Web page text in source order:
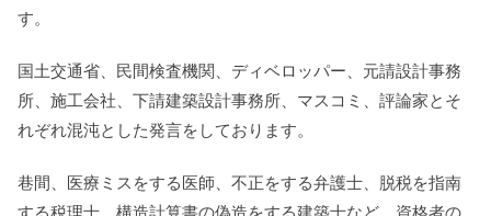
す。
国土交通省、民間検査機関、ディベロッパー、元請設計事務
所、施工会社、下請建築設計事務所、マスコミ、評論家とそ
れぞれ混沌とした発言をしております。
巷間、医療ミスをする医師、不正をする弁護士、脱税を指南